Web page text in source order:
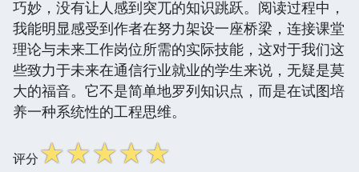
巧妙，没有让人感到突兀的知识跳跃。阅读过程中，
我能明显感受到作者在努力架设一座桥梁，连接课堂
理论与未来工作岗位所需的实际技能，这对于我们这
些致力于未来在通信行业就业的学生来说，无疑是莫
大的福音。它不是简单地罗列知识点，而是在试图培
养一种系统性的工程思维。
评分☆☆☆☆☆